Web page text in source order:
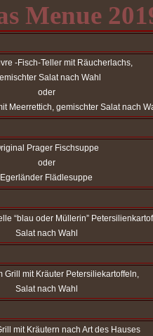
Menue
-Fisch-Teller mit Räucherlachs,
Salat nach Wahl
oder
Meerrettich, gemischter Salat nach
Prager Fischsuppe
oder
Egerländer Flädlesuppe
“blau oder Müllerin”
Salat nach Wahl
Grill mit Kräuter Petersiliekartoffeln,
Salat nach Wahl
mit Kräutern nach Art des Hauses